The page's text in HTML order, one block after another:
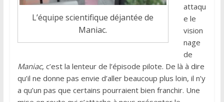
L’équipe scientifique déjantée de
Maniac.
attaqu
e le
vision
nage
de
Maniac, c’est la lenteur de l’épisode pilote. De là à dire
qu’il ne donne pas envie d’aller beaucoup plus loin, il n’y
a qu’un pas que certains pourraient bien franchir. Une